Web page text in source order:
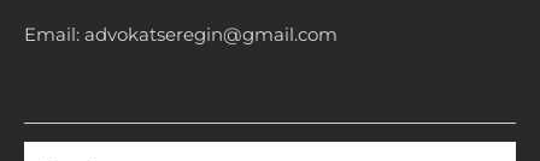
Email: advokatseregin@gmail.com